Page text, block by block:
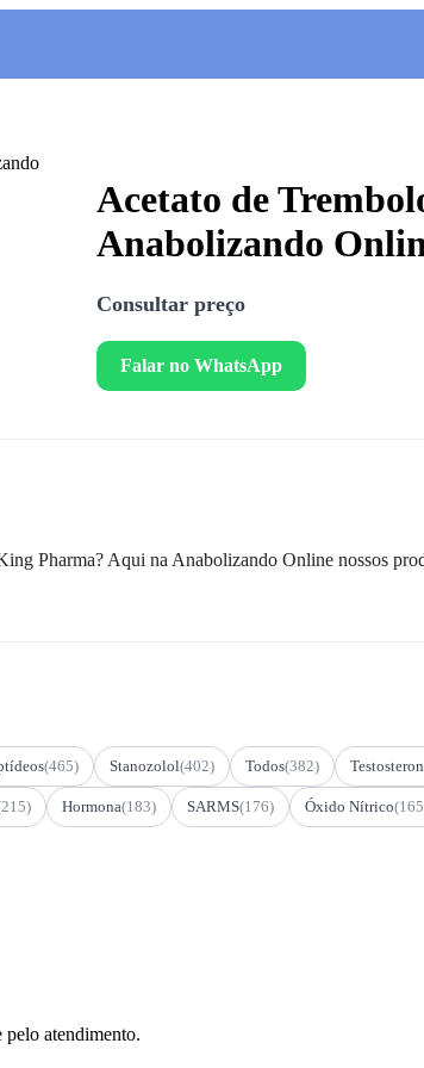
Acetato de
Anabolizando
Consultar preço
Falar no WhatsApp
Pharma? Aqui na Anabolizando Online nossos
(465) Stanozolol(402) Todos(382)
Hormona(183) SARMS(176) Óxido Nítrico
atendimento.